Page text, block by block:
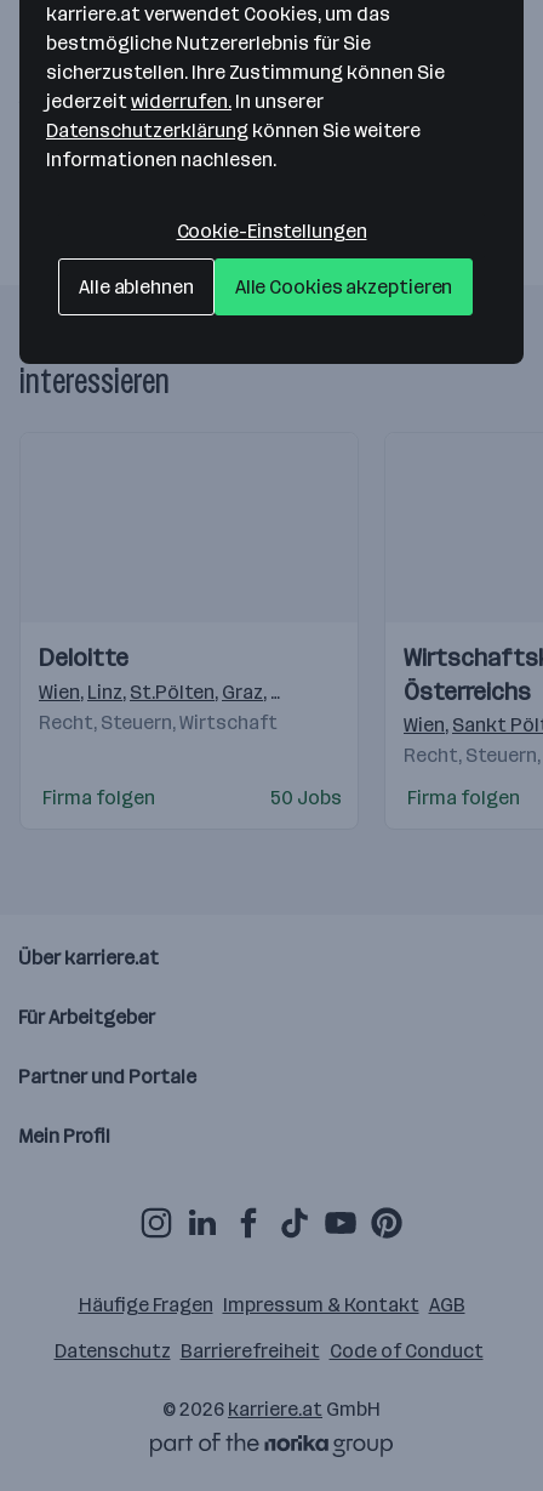
FinanceTuner Consulting GmbH
Zelinkagasse 6 / 9b
1010 Wien— Route berechnen
Website
interessieren
Videos
Einblicke
Einblicke
Deloitte
Wien, Linz, St.Pölten, Graz, Salzburg Innsbruck,Imst,
Recht, Steuern, Wirtschaft
Firma folgen 50 Jobs
Videos
Einblicke
Einblicke
Österreichs
Wien, Sankt
Recht,
Firma folgen
Über karriere.at
Für Arbeitgeber
Partner und Portale
Mein Profil
Häufige Fragen Impressum & Kontakt AGB
Datenschutz Barrierefreiheit Code of Conduct
© 2026 karriere.at GmbH
karriere.at verwendet Cookies, um das
bestmögliche Nutzererlebnis für Sie
sicherzustellen. Ihre Zustimmung können Sie
jederzeit widerrufen. In unserer
Datenschutzerklärung können Sie weitere
Informationen nachlesen.
Cookie-Einstellungen
Alle ablehnen Alle Cookies akzeptieren